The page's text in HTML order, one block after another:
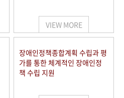
VIEW MORE
장애인정책종합계획 수립과 평
가를 통한 체계적인 장애인정
책 수립 지원